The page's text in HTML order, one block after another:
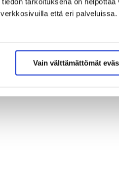
että eri
Vain välttämättömät